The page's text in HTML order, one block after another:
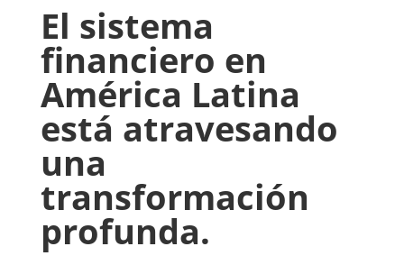
El sistema
financiero en
América Latina
está atravesando
una
transformación
profunda.